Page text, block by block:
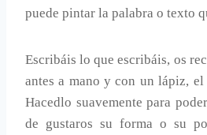
puede pintar la palabra o texto
Escribáis lo que escribáis, os
antes a mano y con un lápiz,
Hacedlo suavemente para
de gustaros su forma o su